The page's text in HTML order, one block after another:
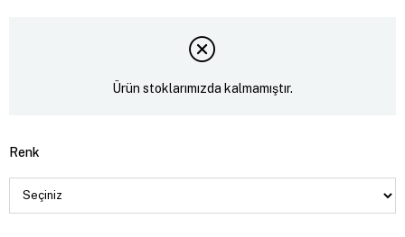
Ürün stoklarımızda kalmamıştır.
Renk